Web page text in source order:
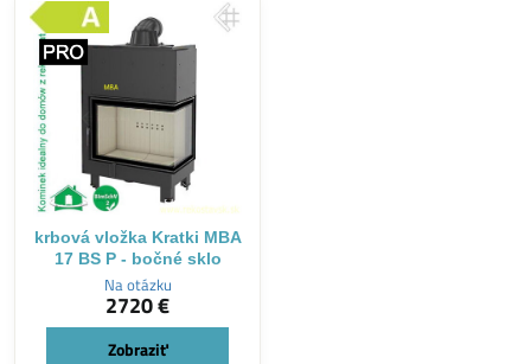
krbová vložka Kratki MBA
17 BS P - bočné sklo
Na otázku
2720 €
Zobraziť